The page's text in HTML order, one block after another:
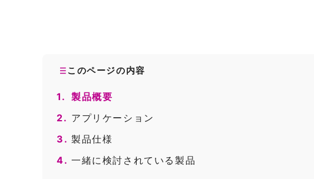
このページの内容
1. 製品概要
2. アプリケーション
3. 製品仕様
4. 一緒に検討されている製品